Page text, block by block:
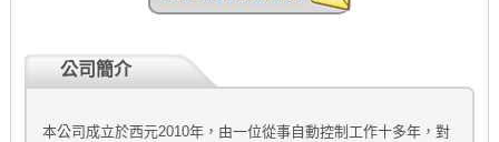
公司簡介
本公司成立於西元2010年，由一位從事自動控制工作十多年，對